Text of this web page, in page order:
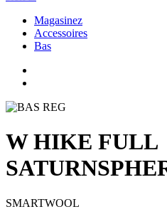
Magasinez
Accessoires
Bas
W HIKE FULL
SMARTWOOL